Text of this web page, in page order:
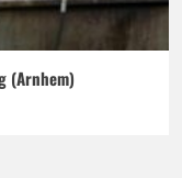
(Arnhem)